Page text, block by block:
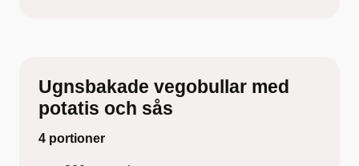
Ugnsbakade vegobullar med
potatis och sås
4 portioner